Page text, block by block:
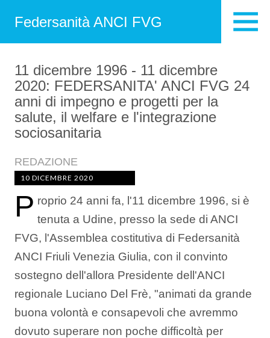
Federsanità ANCI FVG
11 dicembre 1996 - 11 dicembre
2020: FEDERSANITA' ANCI FVG 24
anni di impegno e progetti per la
salute, il welfare e l'integrazione
sociosanitaria
REDAZIONE
10 DICEMBRE 2020
P roprio 24 anni fa, l'11 dicembre 1996, si è
tenuta a Udine, presso la sede di ANCI
FVG, l'Assemblea costitutiva di Federsanità
ANCI Friuli Venezia Giulia, con il convinto
sostegno dell'allora Presidente dell'ANCI
regionale Luciano Del Frè, "animati da grande
buona volontà e consapevoli che avremmo
dovuto superare non poche difficoltà per